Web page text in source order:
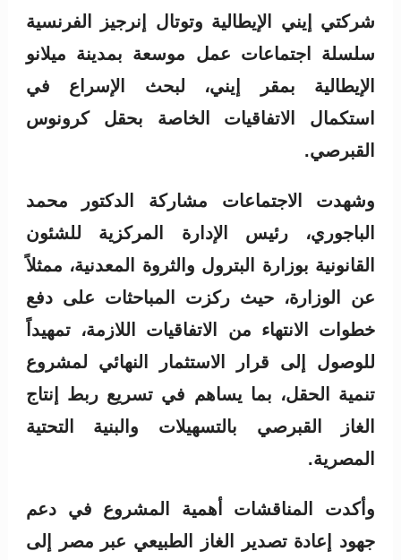
شركتي إيني الإيطالية وتوتال إنرجيز الفرنسية
سلسلة اجتماعات عمل موسعة بمدينة ميلانو
الإيطالية بمقر إيني، لبحث الإسراع في
استكمال الاتفاقيات الخاصة بحقل كرونوس
القبرصي.
وشهدت الاجتماعات مشاركة الدكتور محمد
الباجوري، رئيس الإدارة المركزية للشئون
القانونية بوزارة البترول والثروة المعدنية، ممثلاً
عن الوزارة، حيث ركزت المباحثات على دفع
خطوات الانتهاء من الاتفاقيات اللازمة، تمهيداً
للوصول إلى قرار الاستثمار النهائي لمشروع
تنمية الحقل، بما يساهم في تسريع ربط إنتاج
الغاز القبرصي بالتسهيلات والبنية التحتية
المصرية.
وأكدت المناقشات أهمية المشروع في دعم
جهود إعادة تصدير الغاز الطبيعي عبر مصر إلى